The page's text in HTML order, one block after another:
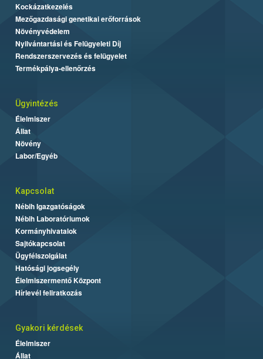
Kockázatkezelés
Mezőgazdasági genetikai erőforrások
Növényvédelem
Nyilvántartási és Felügyeleti Díj
Rendszerszervezés és felügyelet
Termékpálya-ellenőrzés
Ügyintézés
Élelmiszer
Állat
Növény
Labor/Egyéb
Kapcsolat
Nébih Igazgatóságok
Nébih Laboratóriumok
Kormányhivatalok
Sajtókapcsolat
Ügyfélszolgálat
Hatósági jogsegély
Élelmiszermentő Központ
Hírlevél feliratkozás
Gyakori kérdések
Élelmiszer
Állat